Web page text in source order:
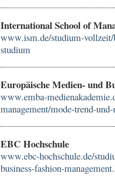
International School of
www.ism.de/studium-vollzeit/
studium
Europäische Medien- und
www.emba-
management/mode-trend-
EBC Hochschule
www.ebc-hochschule.de/
business-fashion-